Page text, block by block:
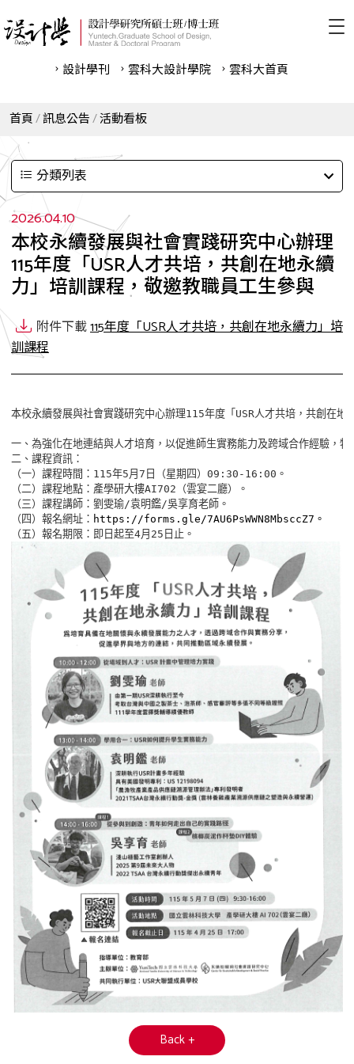
設計學刊 雲科⼤設計學院 雲科⼤首頁
首頁 訊息公告 活動看板
分類列表
2026.04.10
本校永續發展與社會實踐研究中心辦理
115年度「USR人才共培，共創在地永續
力」培訓課程，敬邀教職員工生參與
附件下載115年度「USR人才共培，共創在地永續力」培
訓課程
本校永續發展與社會實踐研究中心辦理115年度「USR人才共培，共創在地
一、為強化在地連結與人才培育，以促進師生實務能力及跨域合作經驗，特
二、課程資訊：
（一）課程時間：115年5月7日（星期四）09:30-16:00。
（二）課程地點：產學研大樓AI702（雲宴二廳）。
（三）課程講師：劉雯瑜/袁明鑑/吳享育老師。
（四）報名網址： https://forms.gle/7AU6PsWWN8MbsccZ7。
Back +